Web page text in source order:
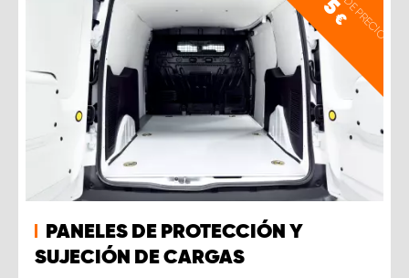
5
€
PANELES DE PROTECCIÓN Y
SUJECIÓN DE CARGAS